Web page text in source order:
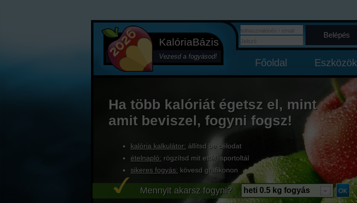
KalóriaBázis
Vezesd a fogyásod!
Belépés
Főoldal Eszközök
Ha több kalóriát égetsz el, mint
amit beviszel, fogyni fogsz!
kalória kalkulátor: állítsd be célodat
ételnapló: rögzítsd mit ettél, sportoltál
sikeres fogyás: kövesd grafikonon
Mennyit akarsz fogyni? heti 0.5 kg fogyás